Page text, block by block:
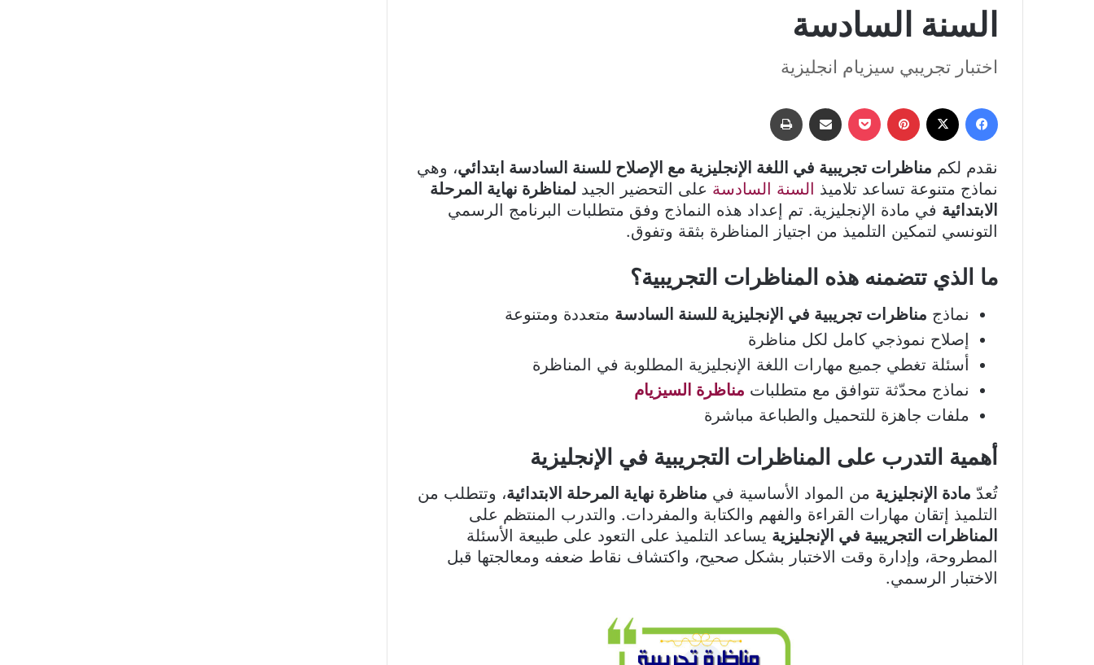
السنة السادسة
اختبار تجريبي سيزيام انجليزية
فيسبوك بينتيريست ‫Pocket مشاركة عبر البريد
نقدم لكم مناظرات تجريبية في اللغة الإنجليزية مع الإصلاح للسنة السادسة ابتدائي، وهي
نماذج متنوعة تساعد تلاميذ السنة السادسة على التحضير الجيد لمناظرة نهاية المرحلة
الابتدائية في مادة الإنجليزية. تم إعداد هذه النماذج وفق متطلبات البرنامج الرسمي
التونسي لتمكين التلميذ من اجتياز المناظرة بثقة وتفوق.
ما الذي تتضمنه هذه المناظرات التجريبية؟
نماذج مناظرات تجريبية في الإنجليزية للسنة السادسة متعددة ومتنوعة
إصلاح نموذجي كامل لكل مناظرة
أسئلة تغطي جميع مهارات اللغة الإنجليزية المطلوبة في المناظرة
نماذج محدّثة تتوافق مع متطلبات مناظرة السيزيام
ملفات جاهزة للتحميل والطباعة مباشرة
أهمية التدرب على المناظرات التجريبية في الإنجليزية
تُعدّ مادة الإنجليزية من المواد الأساسية في مناظرة نهاية المرحلة الابتدائية، وتتطلب من
التلميذ إتقان مهارات القراءة والفهم والكتابة والمفردات. والتدرب المنتظم على
المناظرات التجريبية في الإنجليزية يساعد التلميذ على التعود على طبيعة الأسئلة
المطروحة، وإدارة وقت الاختبار بشكل صحيح، واكتشاف نقاط ضعفه ومعالجتها قبل
الاختبار الرسمي.